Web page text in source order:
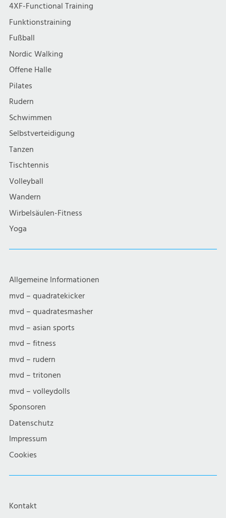
4XF-Functional Training
Funktionstraining
Fußball
Nordic Walking
Offene Halle
Pilates
Rudern
Schwimmen
Selbstverteidigung
Tanzen
Tischtennis
Volleyball
Wandern
Wirbelsäulen-Fitness
Yoga
Allgemeine Informationen
mvd – quadratekicker
mvd – quadratesmasher
mvd – asian sports
mvd – fitness
mvd – rudern
mvd – tritonen
mvd – volleydolls
Sponsoren
Datenschutz
Impressum
Cookies
Kontakt